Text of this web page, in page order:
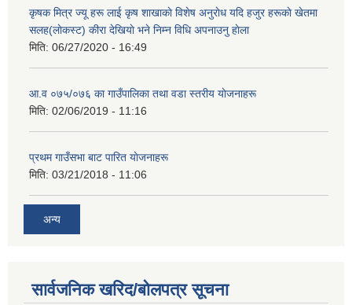
कृषक मित्र ज्यू हरू लाई कृष शाखाकाे विशेष अनुराेध यदि हजुर हरूकाे खेतमा
सलह(लाेकस्ट) कीरा देखियाे भने निम्न विधि अपनाउनु हाेला
मिति: 06/27/2020 - 16:49
आ‍.व ०७५/०७६ का गाउँपालिका तथा वडा स्तरीय याेजनाहरू
मिति: 02/06/2019 - 11:16
प्रथम गाउँसभा बाट पारित याेजनाहरू
मिति: 03/21/2018 - 11:06
अन्य
सार्वजनिक खरिद/बोलपत्र सूचना